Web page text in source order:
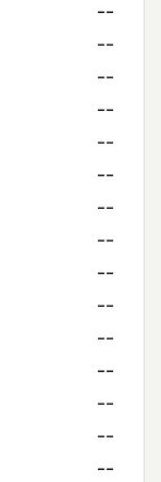
--
--
--
--
--
--
--
--
--
--
--
--
--
--
--